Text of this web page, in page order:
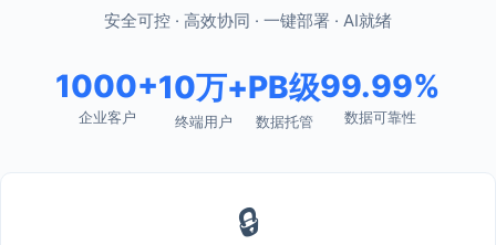
安全可控 · 高效协同 · 一键部署 · AI就绪
1000+
企业客户
10万+
终端用户
PB级
数据托管
99.99%
数据可靠性
🔒